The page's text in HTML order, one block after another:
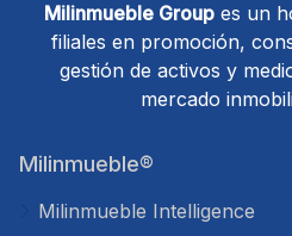
Milinmueble Groupes un
filiales en promoción,
gestión de activos y
mercado
Milinmueble®
Milinmueble Intelligence